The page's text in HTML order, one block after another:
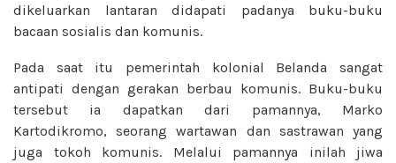
dikeluarkan lantaran didapati padanya buku-buku
bacaan sosialis dan komunis.
Pada saat itu pemerintah kolonial Belanda sangat
antipati dengan gerakan berbau komunis. Buku-buku
tersebut ia dapatkan dari pamannya, Marko
Kartodikromo, seorang wartawan dan sastrawan yang
juga tokoh komunis. Melalui pamannya inilah jiwa